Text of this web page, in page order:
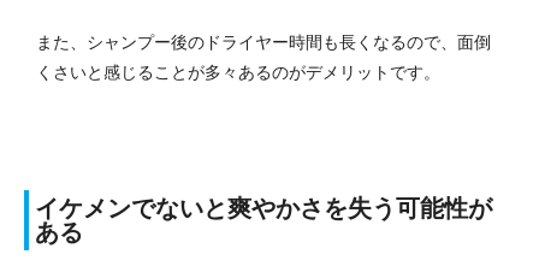
また、シャンプー後のドライヤー時間も長くなるので、面倒
くさいと感じることが多々あるのがデメリットです。
イケメンでないと爽やかさを失う可能性が
ある